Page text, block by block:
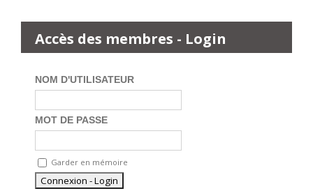
Accès des membres - Login
NOM D'UTILISATEUR
MOT DE PASSE
Garder en mémoire